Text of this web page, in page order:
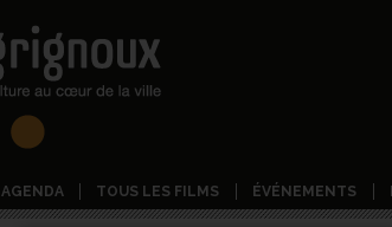
AGENDA TOUS LES FILMS ÉVÉNEMENTS